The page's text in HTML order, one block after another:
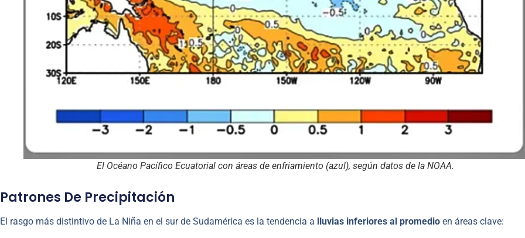
El Océano Pacífico Ecuatorial con áreas de enfriamiento (azul), según datos de la NOAA.
Patrones De Precipitación
El rasgo más distintivo de La Niña en el sur de Sudamérica es la tendencia a lluvias inferiores al promedio en áreas clave: